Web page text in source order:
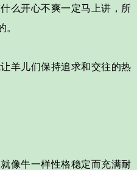
么开心不爽一定马上讲，所
。
儿们保持追求和交往的热
牛一样性格稳定而充满耐